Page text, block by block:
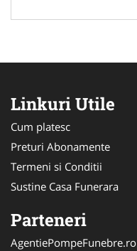
Linkuri Utile
Cum platesc
Preturi Abonamente
Termeni si Conditii
Sustine Casa Funerara
Parteneri
AgentiePompeFunebre.ro